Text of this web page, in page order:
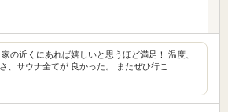
の近くにあれば嬉しいと思うほど満足！ 温度、
、サウナ全てが 良かった。 またぜひ行こ…